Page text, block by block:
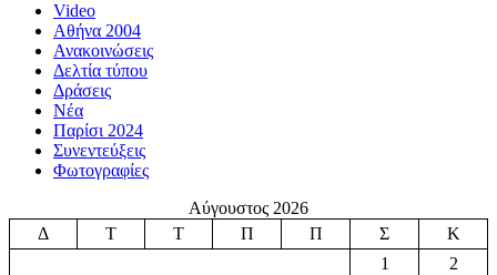
Video
Αθήνα 2004
Ανακοινώσεις
Δελτία τύπου
Δράσεις
Νέα
Παρίσι 2024
Συνεντεύξεις
Φωτογραφίες
Αύγουστος 2026
Δ
Τ Τ Π Π Σ
Κ
1
2